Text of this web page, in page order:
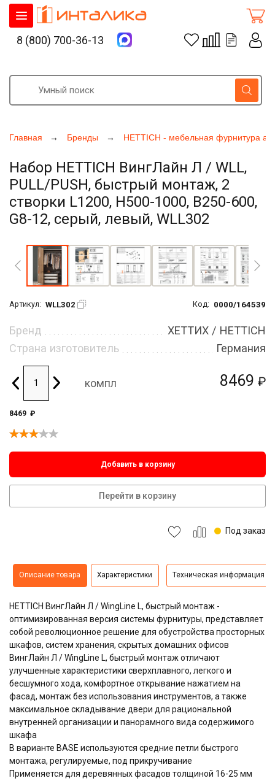
Главная Бренды HETTICH - мебельная фурнитура
Набор HETTICH ВингЛайн Л / WLL,
PULL/PUSH, быстрый монтаж, 2
створки L1200, H500-1000, B250-600,
G8-12, серый, левый, WLL302
Артикул: WLL302 Код: 0000/164539
8469 ₽
Бренд
ХЕТТИХ / HETTICH
Страна изготовитель
Германия
компл
8469 ₽
Добавить в корзину
Перейти в корзину
Под заказ
Описание товара Характеристики Техническая информация
HETTICH ВингЛайн Л / WingLine L, быстрый монтаж -
оптимизированная версия системы фурнитуры, представляет
собой революционное решение для обустройства просторных
шкафов, систем хранения, скрытых домашних офисов
ВингЛайн Л / WingLine L, быстрый монтаж отличают
улучшенные характеристики сверхплавного, легкого и
бесшумного хода, комфортное открывание нажатием на
фасад, монтаж без использования инструментов, а также
максимальное складывание двери для рациональной
внутренней организации и панорамного вида содержимого
шкафа
В варианте BASE используются средние петли быстрого
монтажа, регулируемые, под прикручивание
Применяется для деревянных фасадов толщиной 16-25 мм
8 (800) 700-36-13